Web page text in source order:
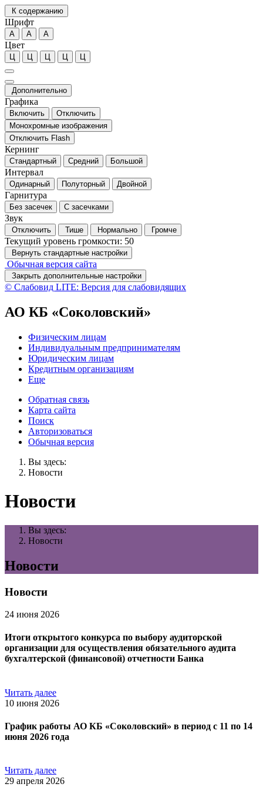
К содержанию
Шрифт
А А А
Цвет
Ц Ц Ц Ц Ц
Дополнительно
Графика
Включить
Отключить
Монохромные изображения
Отключить Flash
Кернинг
Стандартный Средний Большой
Интервал
Одинарный Полуторный Двойной
Гарнитура
Без засечек С засечками
Звук
Отключить Тише Нормально Громче
Текущий уровень громкости: 50
Вернуть стандартные настройки
Обычная версия сайта
Закрыть дополнительные настройки
© Слабовид LITE: Версия для слабовидящих
АО КБ «Соколовский»
Физическим лицам
Индивидуальным предпринимателям
Юридическим лицам
Кредитным организациям
Еще
Обратная связь
Карта сайта
Поиск
Авторизоваться
Обычная версия
Вы здесь:
Новости
Новости
Вы здесь:
Новости
Новости
Новости
24 июня 2026
Итоги открытого конкурса по выбору аудиторской
организации для осуществления обязательного аудита
бухгалтерской (финансовой) отчетности Банка
Читать далее
10 июня 2026
График работы АО КБ «Соколовский» в период с 11 по 14
июня 2026 года
Читать далее
29 апреля 2026